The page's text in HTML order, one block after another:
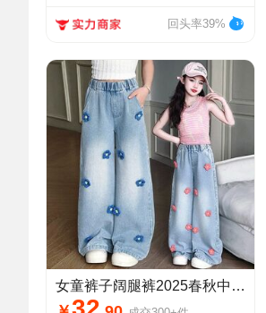
回头率39%
女童裤子阔腿裤2025春秋中大童新款儿童牛仔裤宽松洋气时髦